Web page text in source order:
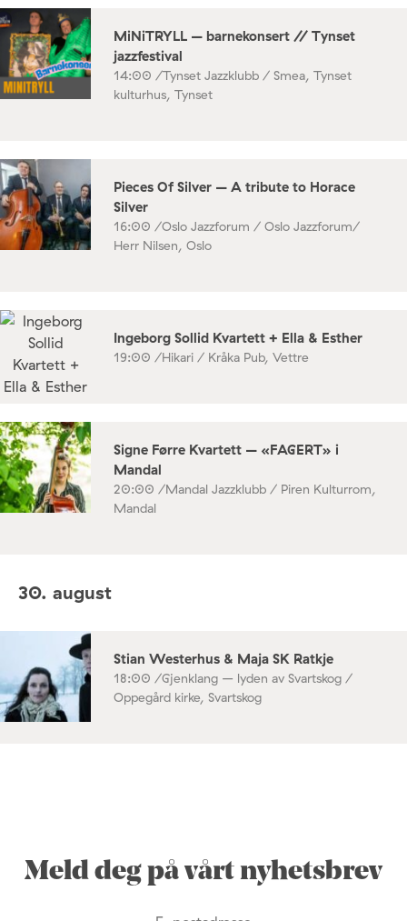
MiNiTRYLL – barnekonsert // Tynset
jazzfestival
14:00 /Tynset Jazzklubb / Smea, Tynset
kulturhus, Tynset
Pieces Of Silver – A tribute to Horace
Silver
16:00 /Oslo Jazzforum / Oslo Jazzforum/
Herr Nilsen, Oslo
Ingeborg Sollid Kvartett + Ella & Esther
19:00 /Hikari / Kråka Pub, Vettre
Signe Førre Kvartett – «FAGERT» i
Mandal
20:00 /Mandal Jazzklubb / Piren Kulturrom,
Mandal
30. august
Stian Westerhus & Maja SK Ratkje
18:00 /Gjenklang – lyden av Svartskog /
Oppegård kirke, Svartskog
Meld deg på vårt nyhetsbrev